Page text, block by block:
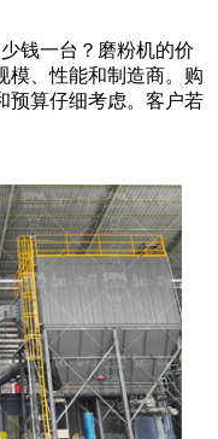
钱一台？磨粉机的价
模、性能和制造商。购
预算仔细考虑。客户若